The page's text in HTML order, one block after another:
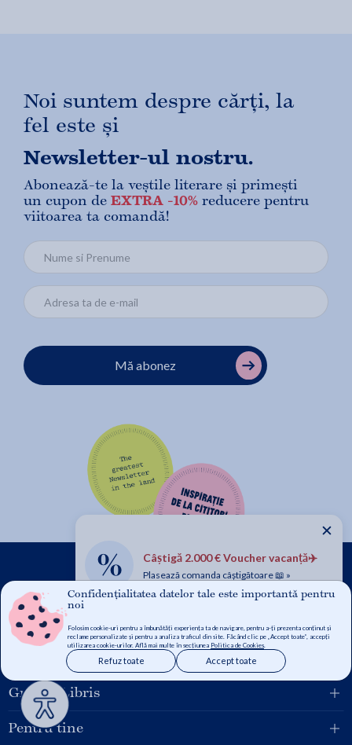
Confidențialitatea datelor tale este importantă pentru
noi
Folosim cookie-uri pentru a îmbunătăți experiența ta de navigare, pentru a-ți prezenta conținut și
reclame personalizate și pentru a analiza traficul din site. Făcând clic pe „Accept toate”, accepți
utilizarea cookie-urilor. Află mai multe în secțiunea Politica de Cookies.
Accept toate
Refuz toate
Câștigă 2.000 € Voucher vacanță✈️
Plasează comanda câștigătoare 📖 »
✕
Noi suntem despre cărți, la
fel este și
Newsletter-ul nostru.
Abonează-te la veștile literare și primești
un cupon de EXTRA -10% reducere pentru
viitoarea ta comandă!
Mă abonez
Grupul Libris
Pentru tine